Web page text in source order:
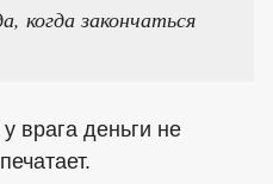
когда закончаться
врага деньги не